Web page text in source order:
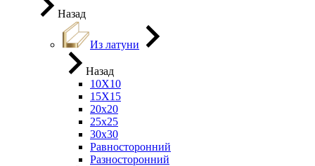
Назад
Из латуни
Назад
10Х10
15Х15
20х20
25х25
30х30
Равносторонний
Разносторонний